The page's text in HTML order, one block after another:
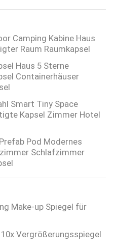
Camping Kabine Haus
Raum Raumkapsel
Haus 5 Sterne
Containerhäuser
Smart Tiny Space
Kapsel Zimmer Hotel
Pod Modernes
Schlafzimmer
Make-up Spiegel für
Vergrößerungsspiegel